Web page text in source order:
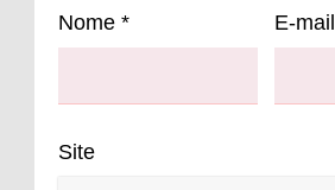
Nome * E-mail
Site